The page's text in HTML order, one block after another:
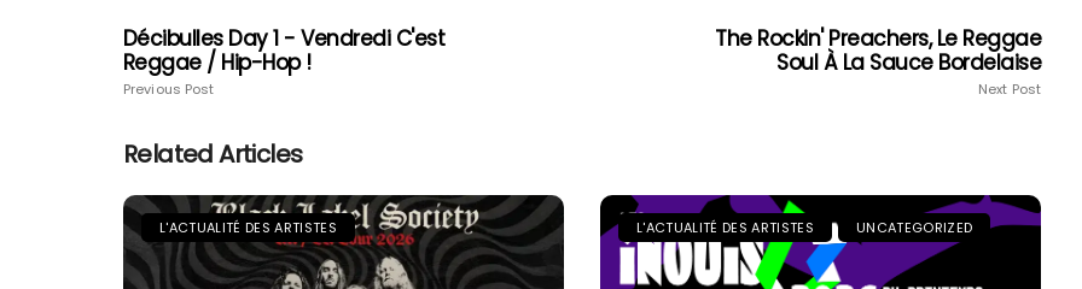
Décibulles Day 1 - Vendredi C'est
Reggae / Hip-Hop !
Previous Post
The Rockin' Preachers, Le Reggae
Soul À La Sauce Bordelaise
Next Post
Related Articles
L'ACTUALITÉ DES ARTISTES L'ACTUALITÉ DES ARTISTES UNCATEGORIZED